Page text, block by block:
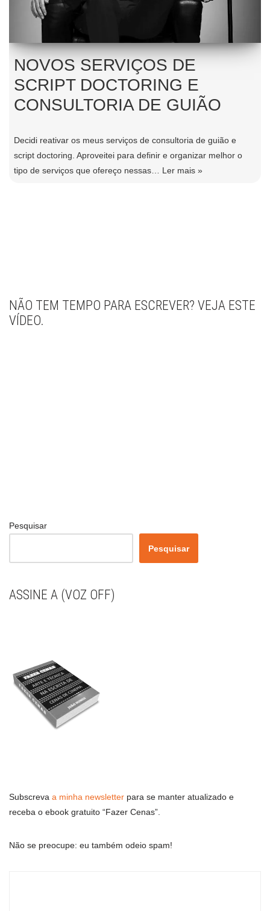
NOVOS SERVIÇOS DE
SCRIPT DOCTORING E
CONSULTORIA DE GUIÃO
Decidi reativar os meus serviços de consultoria de guião e
script doctoring. Aproveitei para definir e organizar melhor o
tipo de serviços que ofereço nessas… Ler mais »
NÃO TEM TEMPO PARA ESCREVER? VEJA ESTE
VÍDEO.
Pesquisar
Pesquisar
ASSINE A (VOZ OFF)
Subscreva a minha newsletter para se manter atualizado e
receba o ebook gratuito “Fazer Cenas”.
Não se preocupe: eu também odeio spam!